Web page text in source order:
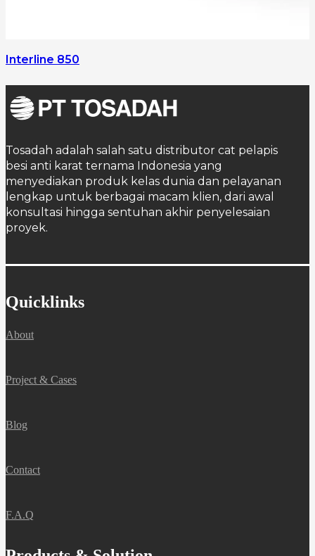
Interline 850
Tosadah adalah salah satu distributor cat pelapis
besi anti karat ternama Indonesia yang
menyediakan produk kelas dunia dan pelayanan
lengkap untuk berbagai macam klien, dari awal
konsultasi hingga sentuhan akhir penyelesaian
proyek.
Quicklinks
About
Project & Cases
Blog
Contact
F.A.Q